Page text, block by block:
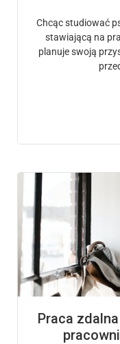
Chcąc studiować
stawiającą na
planuje swoją
Praca